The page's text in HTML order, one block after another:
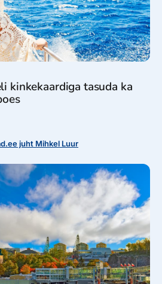
kinkekaardiga tasuda ka
juht Mihkel Luur